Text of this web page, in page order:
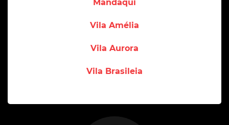
Mandaqui
Vila Amélia
Vila Aurora
Vila Brasileia